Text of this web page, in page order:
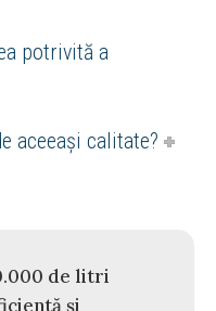
potrivită a
aceeași calitate?
de litri
și